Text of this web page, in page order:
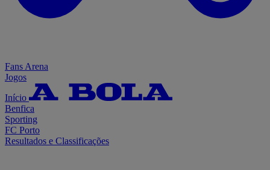
Fans Arena
Jogos
Início
Benfica
Sporting
FC Porto
Resultados e Classificações